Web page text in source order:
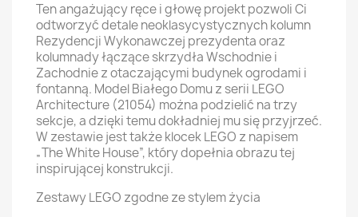
Ten angażujący ręce i głowę projekt pozwoli Ci
odtworzyć detale neoklasycystycznych kolumn
Rezydencji Wykonawczej prezydenta oraz
kolumnady łączące skrzydła Wschodnie i
Zachodnie z otaczającymi budynek ogrodami i
fontanną. Model Białego Domu z serii LEGO
Architecture (21054) można podzielić na trzy
sekcje, a dzięki temu dokładniej mu się przyjrzeć.
W zestawie jest także klocek LEGO z napisem
„The White House”, który dopełnia obrazu tej
inspirującej konstrukcji.
Zestawy LEGO zgodne ze stylem życia